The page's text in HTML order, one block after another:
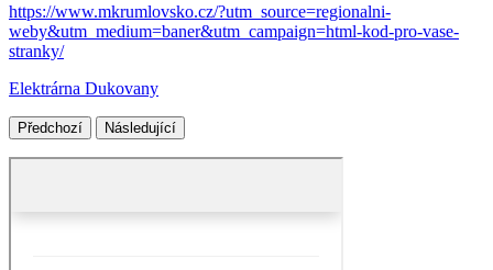
https://www.mkrumlovsko.cz/?utm_source=regionalni-
weby&utm_medium=baner&utm_campaign=html-kod-pro-vase-
stranky/
Elektrárna Dukovany
Předchozí Následující